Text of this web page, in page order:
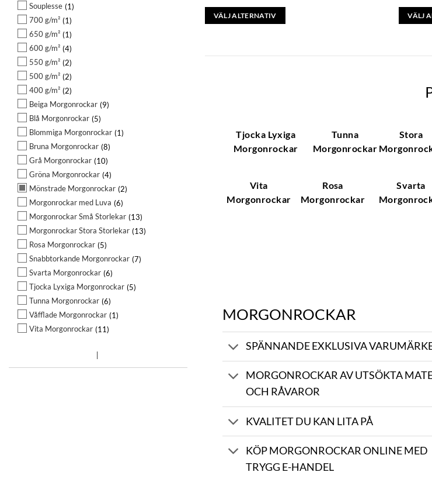
Souplesse 1
700 g/m² 1
650 g/m² 1
600 g/m² 4
550 g/m² 2
500 g/m² 2
400 g/m² 2
Beiga Morgonrockar 9
Blå Morgonrockar 5
Blommiga Morgonrockar 1
Bruna Morgonrockar 8
Grå Morgonrockar 10
Gröna Morgonrockar 4
Mönstrade Morgonrockar 2
Morgonrockar med Luva 6
Morgonrockar Små Storlekar 13
Morgonrockar Stora Storlekar 13
Rosa Morgonrockar 5
Snabbtorkande Morgonrockar 7
Svarta Morgonrockar 6
Tjocka Lyxiga Morgonrockar 5
Tunna Morgonrockar 6
Våfflade Morgonrockar 1
Vita Morgonrockar 11
VÄLJ ALTERNATIV
produkten
alternativen
produktsidan
VÄLJ
varianter.
kan
Tjocka Lyxiga
Morgonrockar
Tunna
Morgonrockar
Stora
Vita
Morgonrockar
Rosa
Morgonrockar
Svarta
MORGONROCKAR
SPÄNNANDE EXKLUSIVA
MORGONROCKAR AV UTSÖKTA
OCH RÅVAROR
KVALITET DU KAN LITA PÅ
KÖP MORGONROCKAR ONLINE MED
TRYGG E-HANDEL